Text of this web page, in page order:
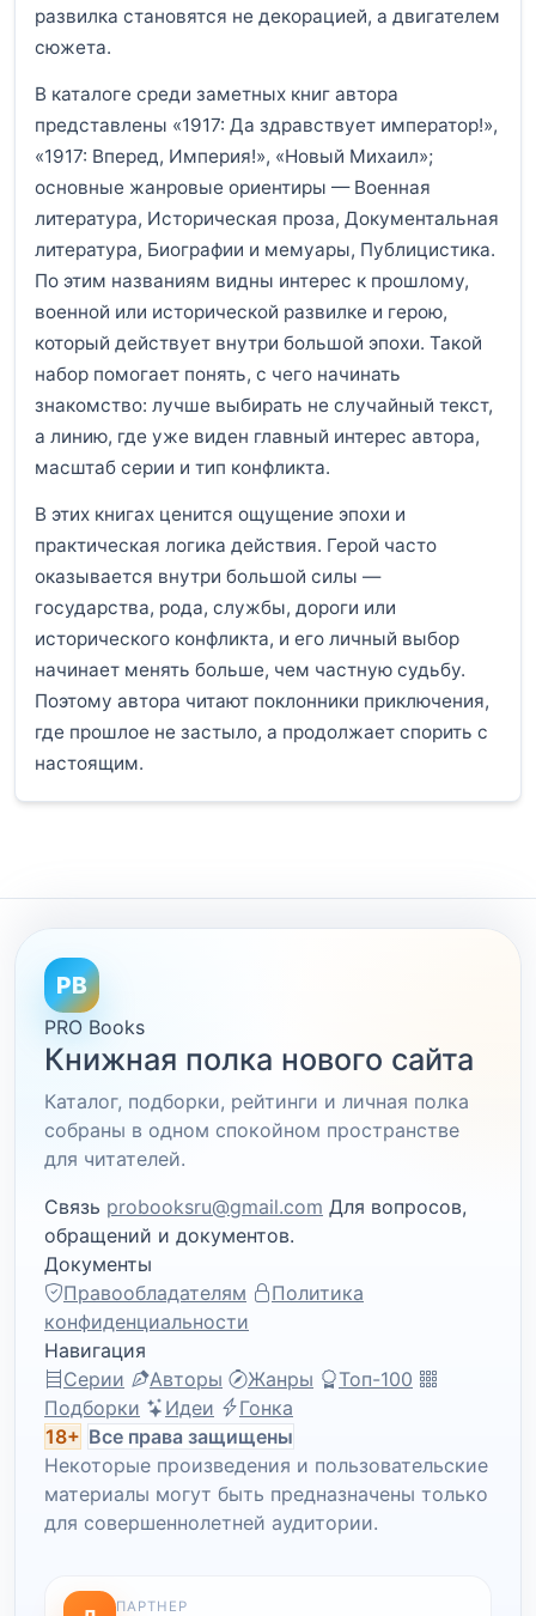
развилка становятся не декорацией, а двигателем
сюжета.
В каталоге среди заметных книг автора
представлены «1917: Да здравствует император!»,
«1917: Вперед, Империя!», «Новый Михаил»;
основные жанровые ориентиры — Военная
литература, Историческая проза, Документальная
литература, Биографии и мемуары, Публицистика.
По этим названиям видны интерес к прошлому,
военной или исторической развилке и герою,
который действует внутри большой эпохи. Такой
набор помогает понять, с чего начинать
знакомство: лучше выбирать не случайный текст,
а линию, где уже виден главный интерес автора,
масштаб серии и тип конфликта.
В этих книгах ценится ощущение эпохи и
практическая логика действия. Герой часто
оказывается внутри большой силы —
государства, рода, службы, дороги или
исторического конфликта, и его личный выбор
начинает менять больше, чем частную судьбу.
Поэтому автора читают поклонники приключения,
где прошлое не застыло, а продолжает спорить с
настоящим.
PB
PRO Books
Книжная полка нового сайта
Каталог, подборки, рейтинги и личная полка
собраны в одном спокойном пространстве
для читателей.
Связь probooksru@gmail.com Для вопросов,
обращений и документов.
Документы
Правообладателям
Политика
конфиденциальности
Навигация
Серии
Авторы Жанры
Топ-100
Подборки
Идеи
Гонка
18+ Все права защищены
Некоторые произведения и пользовательские
материалы могут быть предназначены только
для совершеннолетней аудитории.
ПАРТНЕР